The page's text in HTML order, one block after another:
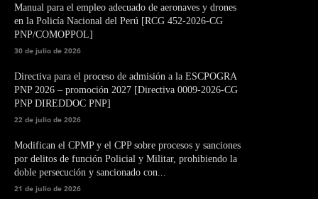
Manual para el empleo adecuado de aeronaves y drones
en la Policía Nacional del Perú [RCG 452-2026-CG
PNP/COMOPPOL]
30 de julio de 2026
Directiva para el proceso de admisión a la ESCPOGRA
PNP 2026 – promoción 2027 [Directiva 0009-2026-CG
PNP DIREDDOC PNP]
22 de julio de 2026
Modifican el CPMP y el CPP sobre procesos y sanciones
por delitos de función Policial y Militar, prohibiendo la
doble persecución y sancionado con...
21 de julio de 2026